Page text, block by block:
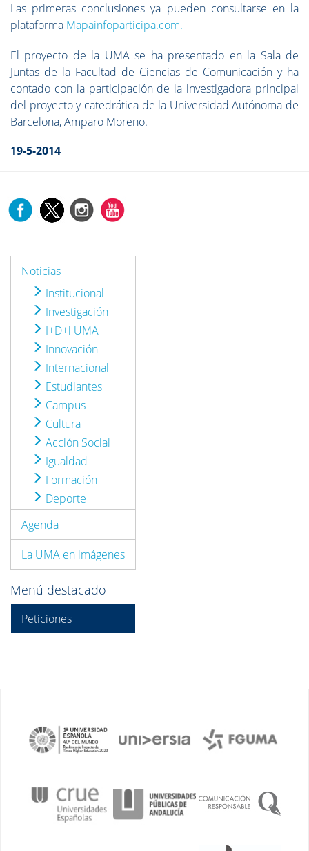
Las primeras conclusiones ya pueden consultarse en la
plataforma Mapainfoparticipa.com.
El proyecto de la UMA se ha presentado en la Sala de
Juntas de la Facultad de Ciencias de Comunicación y ha
contado con la participación de la investigadora principal
del proyecto y catedrática de la Universidad Autónoma de
Barcelona, Amparo Moreno.
19-5-2014
Noticias
Institucional
Investigación
I+D+i UMA
Innovación
Internacional
Estudiantes
Campus
Cultura
Acción Social
Igualdad
Formación
Deporte
Agenda
La UMA en imágenes
Menú destacado
Peticiones